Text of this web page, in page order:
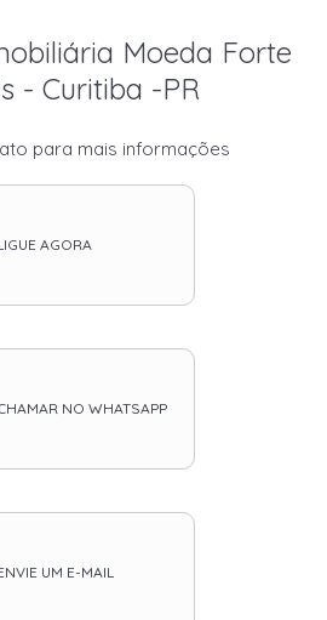
Moeda Forte
- Curitiba -PR
para mais informações
AGORA
NO WHATSAPP
UM E-MAIL